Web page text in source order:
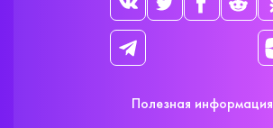
Полезная информация